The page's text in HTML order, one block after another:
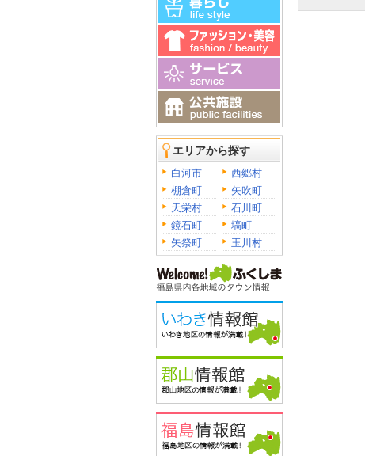
エリアから探す
白河市
西郷村
棚倉町
矢吹町
天栄村
石川町
鏡石町
塙町
矢祭町
玉川村